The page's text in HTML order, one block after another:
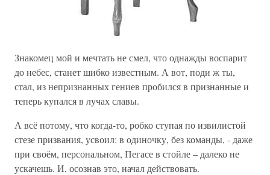
Знакомец мой и мечтать не смел, что однажды воспарит
до небес, станет шибко известным. А вот, поди ж ты,
стал, из непризнанных гениев пробился в признанные и
теперь купался в лучах славы.
А всё потому, что когда-то, робко ступая по извилистой
стезе призвания, усвоил: в одиночку, без команды, - даже
при своём, персональном, Пегасе в стойле – далеко не
ускачешь. И, осознав это, начал действовать.